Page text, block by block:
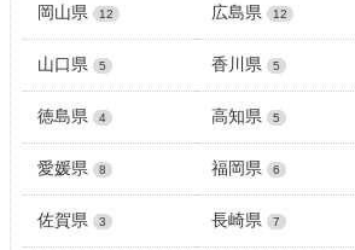
岡山県 12 広島県 12
山口県 5 香川県 5
徳島県 4 高知県 5
愛媛県 8 福岡県 6
佐賀県 3 長崎県 7